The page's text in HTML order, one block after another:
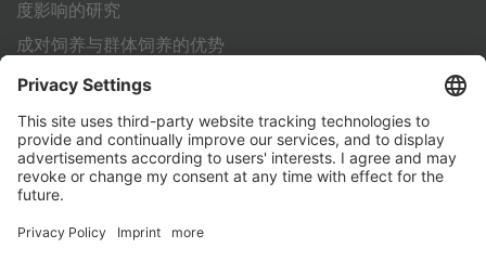
度影响的研究
成对饲养与群体饲养的优势
利用标准化作业流程 (SOP) 为犊牛的成功饲养铺平道路
其它
联系方式
PartnerPortal